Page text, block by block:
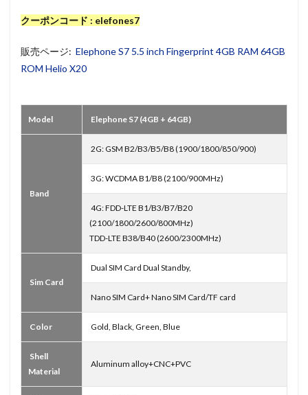
クーポンコード : elefones7
販売ページ: Elephone S7 5.5 inch Fingerprint 4GB RAM 64GB
ROM Helio X20
Model Elephone S7 (4GB + 64GB)
Band
2G: GSM B2/B3/B5/B8 (1900/1800/850/900)
3G: WCDMA B1/B8 (2100/900MHz)
4G: FDD-LTE B1/B3/B7/B20
(2100/1800/2600/800MHz)
TDD-LTE B38/B40 (2600/2300MHz)
Sim Card
Dual SIM Card Dual Standby,
Nano SIM Card+ Nano SIM Card/TF card
Color Gold, Black, Green, Blue
Shell
Material
Aluminum alloy+CNC+PVC